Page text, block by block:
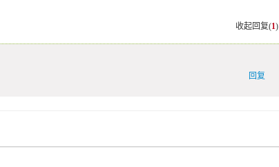
收起回复(1)
回复